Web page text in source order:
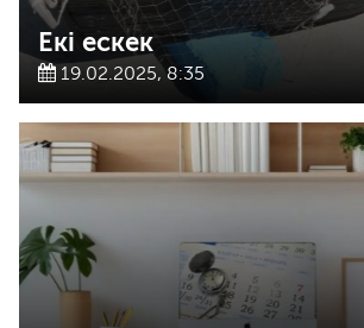
Екі ескек
19.02.2025, 8:35